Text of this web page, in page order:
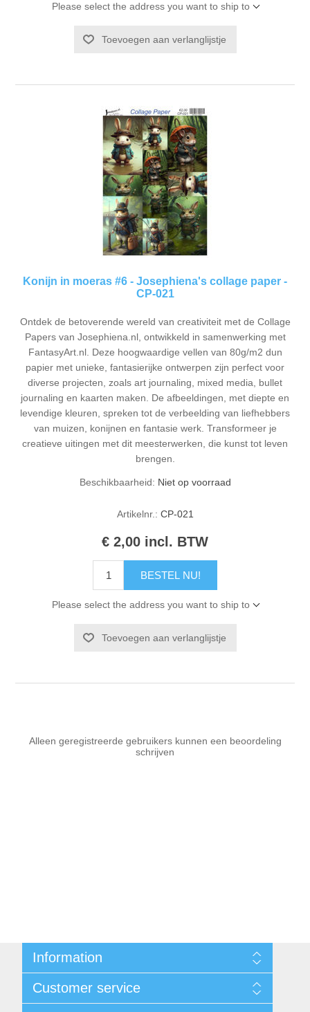
Please select the address you want to ship to
Toevoegen aan verlanglijstje
Konijn in moeras #6 - Josephiena's collage paper -
CP-021
Ontdek de betoverende wereld van creativiteit met de Collage
Papers van Josephiena.nl, ontwikkeld in samenwerking met
FantasyArt.nl. Deze hoogwaardige vellen van 80g/m2 dun
papier met unieke, fantasierijke ontwerpen zijn perfect voor
diverse projecten, zoals art journaling, mixed media, bullet
journaling en kaarten maken. De afbeeldingen, met diepte en
levendige kleuren, spreken tot de verbeelding van liefhebbers
van muizen, konijnen en fantasie werk. Transformeer je
creatieve uitingen met dit meesterwerken, die kunst tot leven
brengen.
Beschikbaarheid: Niet op voorraad
Artikelnr.: CP-021
€ 2,00 incl. BTW
BESTEL NU!
Please select the address you want to ship to
Toevoegen aan verlanglijstje
Alleen geregistreerde gebruikers kunnen een beoordeling
schrijven
Information
Voorwaarden
Over Josephiena
Customer service